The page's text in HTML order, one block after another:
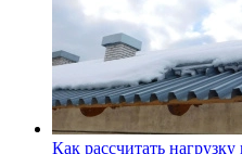
Как рассчитать